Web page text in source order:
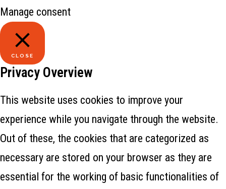
Manage consent
CLOSE
Privacy Overview
This website uses cookies to improve your
experience while you navigate through the website.
Out of these, the cookies that are categorized as
necessary are stored on your browser as they are
essential for the working of basic functionalities of